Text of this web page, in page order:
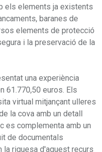
els elements ja existents
baranes de
elements de protecció
i la preservació de la
una experiència
61.770,50 euros. Els
virtual mitjançant ulleres
la cova amb un detall
es complementa amb un
de documentals
riquesa d'aquest recurs